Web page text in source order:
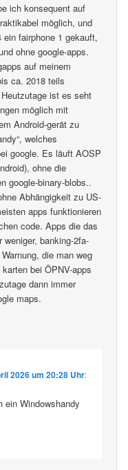
ich konsequent auf
möglich, und
fairphone 1 gekauft,
ohne google-apps.
auf meinem
ca. 2018 teils
ist es seht
möglich mit
Android-gerät zu
welches
google. Es läuft AOSP
ohne die
google-binary-blobs..
Abhängigkeit zu US-
apps funktionieren
code. Apps die das
banking-2fa-
die man weg
bei ÖPNV-apps
dann immer
maps.
2026 um 20:28 Uhr:
ein Windowshandy